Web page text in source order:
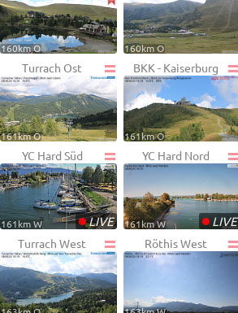
160km O 160km O
Turrach Ost
161km O
BKK - Kaiserburg
161km O
YC Hard Süd
•LIVE
161km W
YC Hard Nord
•LIVE
161km W
Turrach West Röthis West